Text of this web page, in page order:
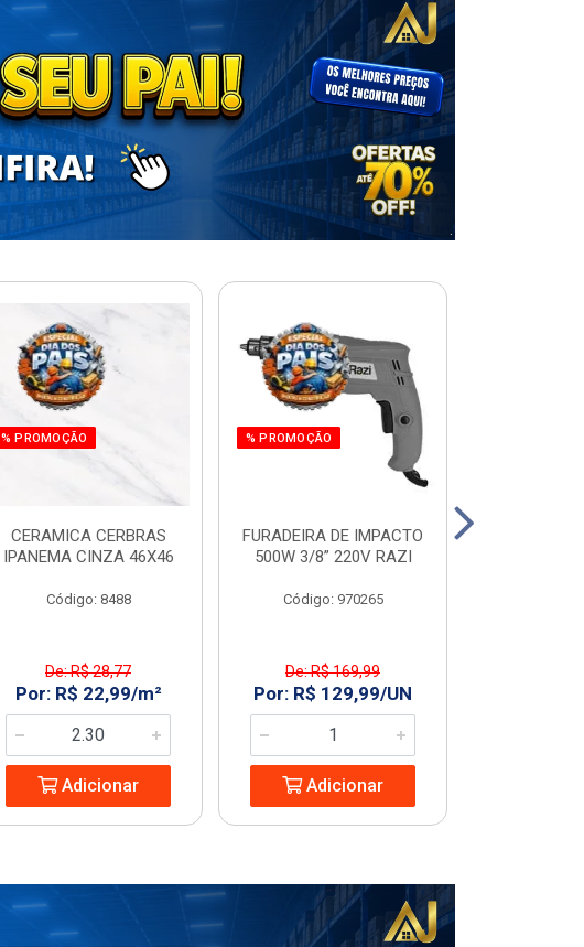
% PROMOÇÃO
CERAMICA CERBRAS
IPANEMA CINZA 46X46
Código: 8488
De: R$ 28,77
Por: R$ 22,99/m²
Adicionar
% PROMOÇÃO
FURADEIRA DE IMPACTO
500W 3/8” 220V RAZI
Código: 970265
De: R$ 169,99
Por: R$ 129,99/UN
Adicionar